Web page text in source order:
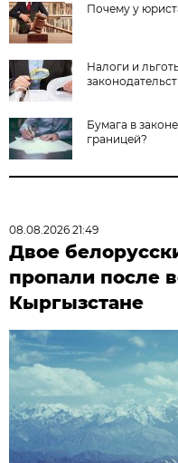
Почему у
Налоги и
Бумага в
границей?
08.08.2026 21:49
Двое
пропали после
Кыргызстане